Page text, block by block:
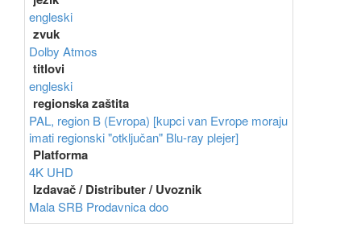
engleski
zvuk
Dolby Atmos
titlovi
engleski
regionska zaštita
PAL, region B (Evropa) [kupci van Evrope moraju
imati regionski "otključan" Blu-ray plejer]
Platforma
4K UHD
Izdavač / Distributer / Uvoznik
Mala SRB Prodavnica doo